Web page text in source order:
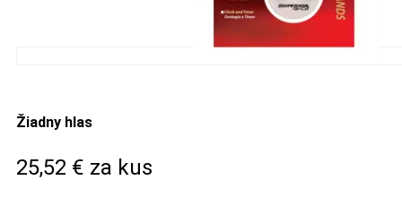
Žiadny hlas
25,52 € za kus